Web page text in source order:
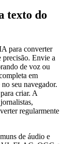
texto do
para converter
precisão. Envie a
de voz ou
em
seu navegador.
criar. A
regularmente
de áudio e